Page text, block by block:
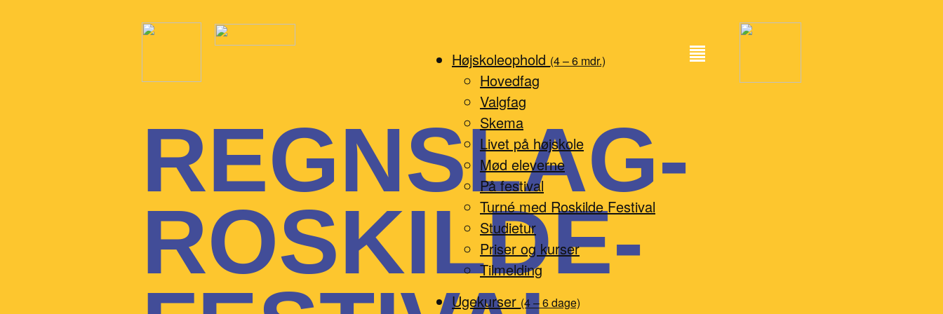
Højskoleophold (4 – 6 mdr.)
Hovedfag
Valgfag
Skema
Livet på højskole
Mød eleverne
På festival
Turné med Roskilde Festival
Studietur
Priser og kurser
Tilmelding
Ugekurser (4 – 6 dage)
REGNSLAG-
ROSKILDE-